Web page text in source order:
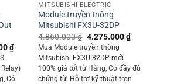
₫.
₫Current
price
is:
6.365.000 ₫.
Có
MITSUBISHI ELECTRIC
Module truyền thông
Mitsubishi FX3U-32DP
4.860.000₫ Original
price
was:
4.860.000 ₫.
4.275.000₫Current
price
Mua Module truyền thông
Mitsubishi FX3U-32DP mới
100% giá tốt từ Hãng, Có đầy đủ
chứng từ. Hỗ trợ kỹ thuật trọn